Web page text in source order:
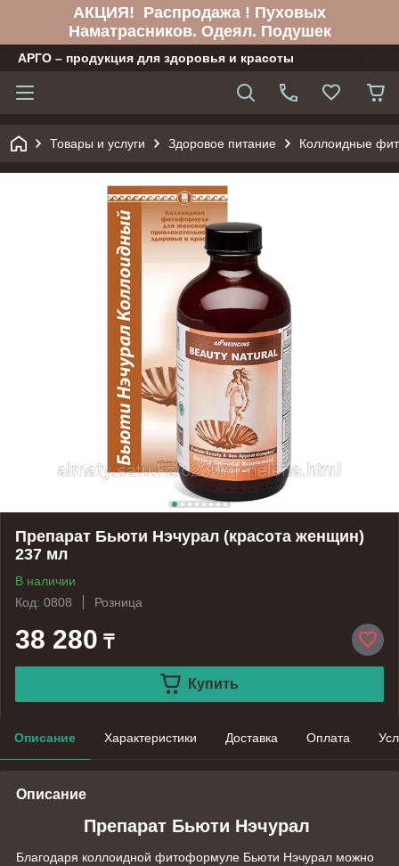
АКЦИЯ! Распродажа ! Пуховых
Наматрасников. Одеял. Подушек
АРГО – продукция для здоровья и красоты
Товары и услуги Здоровое питание Коллоидные
Препарат Бьюти Нэчурал (красота женщин)
237 мл
В наличии
Код: 0808
Розница
38 280 ₸
Купить
Описание Характеристики Доставка Оплата
Описание
Препарат Бьюти Нэчурал
Благодаря коллоидной фитоформуле Бьюти Нэчурал можно